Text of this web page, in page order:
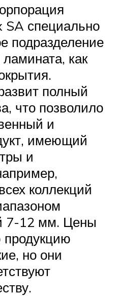
SA специально
подразделение
как
полный
что позволило
и
имеющий
и
коллекций
7-12 мм. Цены
но они